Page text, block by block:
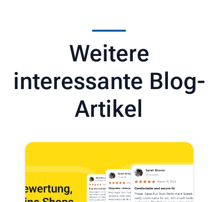
Weitere
interessante Blog-
Artikel